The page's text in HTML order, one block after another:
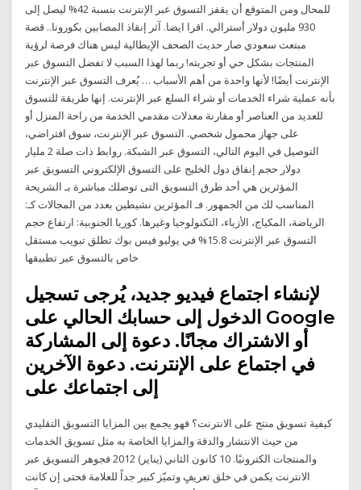
للمحال ومن المتوقع أن يقفز التسوق عبر الإنترنت بنسبة 42% ليصل إلى
930 مليون دولار أسترالي. اقرا ايضا. آثر إنقاذ المصابين بكورونا.. قصة
مبتعث سعودي صار حديث الصحف الإيطالية ليس هناك فرصة لرؤية
المنتجات بشكل حي أو تجربته! ربما لهذا السبب لا تفضل التسوق عبر
الإنترنت أيضًا! لأنها واحدة من أهم الأسباب … يُعرف التسوق عبر الإنترنت
بأنه عملية شراء الخدمات أو شراء السلع عبر الإنترنت. إنها طريقة للتسوق
للعديد من العناصر أو مقارنة معدلات مقدمي الخدمة من راحة المنزل أو
على جهاز محمول شخصي. التسوق عبر الإنترنت، سوق افتراضي،
التوصيل في اليوم التالي، التسوق عبر الشبكة. روابط ذات صلة 2 مليار
دولار حجم إنفاق دول الخليج على التسوق الإلكتروني التسويق عبر
المؤثرين هي أحد طرق التسويق التى توصلك مباشرة بـ الشريحة
المناسب لك من الجمهور. فـ المؤثرين نشيطين بعدد من المجالات كـ:
الرياضة، المكياج، الأزياء، التكنولوجيا وغيرها. كوريا الجنوبية: ارتفاع حجم
التسوق عبر الإنترنت 15.8% في يوليو فيس بوك تطلق تبويب مستقل
خاص بالتسوق عبر تطبيقها
لإنشاء اجتماع فيديو جديد، يُرجى تسجيل
الدخول إلى حسابك الحالي على Google
أو الاشتراك مجانًا. دعوة إلى المشاركة
في اجتماع على الإنترنت. دعوة الآخرين
كيفية تسويق منتج على الانترنت؟ فهو يجمع بين المزايا التسويق التقليدي
من حيث الانتشار والدقة والمزايا الخاصة به مثل تسويق الخدمات
والمنتجات الكترونيًا. 10 كانون الثاني (يناير) 2012 فجوهر التسويق عبر
الانترنت يكمن في خلق تعريفٍ وتميّز كبير جداً للعلامة فحتى إن كانت